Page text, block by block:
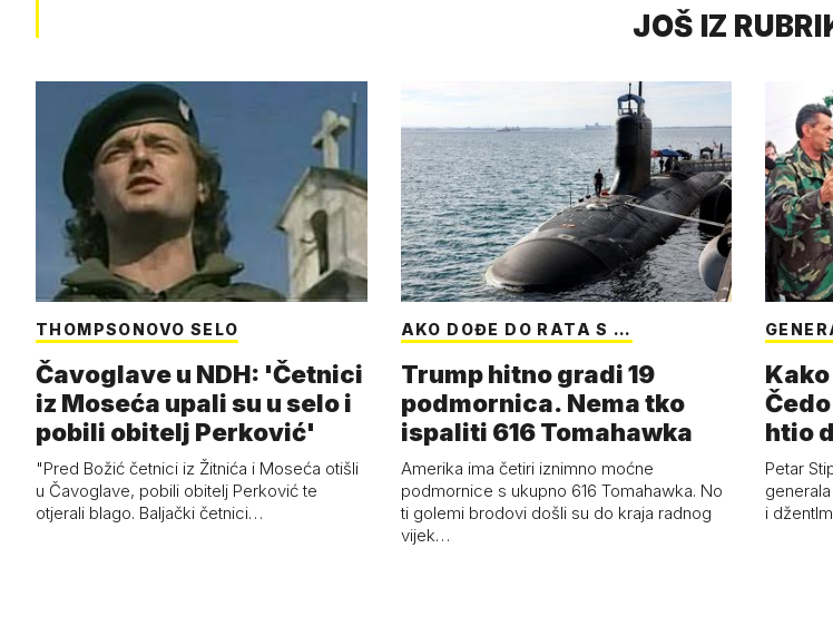
JOŠ IZ
THOMPSONOVO SELO
Čavoglave u NDH: 'Četnici
iz Moseća upali su u selo i
pobili obitelj Perković'
"Pred Božić četnici iz Žitnića i Moseća otišli
u Čavoglave, pobili obitelj Perković te
otjerali blago. Baljački četnici…
AKO DOĐE DO RATA S …
Trump hitno gradi 19
podmornica. Nema tko
ispaliti 616 Tomahawka
Amerika ima četiri iznimno moćne
podmornice s ukupno 616 Tomahawka. No
ti golemi brodovi došli su do kraja radnog
vijek…
htio
Petar
i